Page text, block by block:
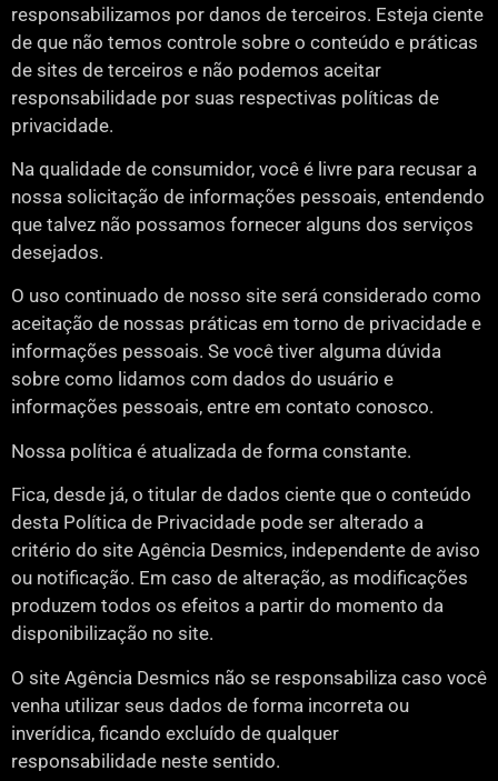
responsabilizamos por danos de terceiros. Esteja ciente
de que não temos controle sobre o conteúdo e práticas
de sites de terceiros e não podemos aceitar
responsabilidade por suas respectivas políticas de
privacidade.
Na qualidade de consumidor, você é livre para recusar a
nossa solicitação de informações pessoais, entendendo
que talvez não possamos fornecer alguns dos serviços
desejados.
O uso continuado de nosso site será considerado como
aceitação de nossas práticas em torno de privacidade e
informações pessoais. Se você tiver alguma dúvida
sobre como lidamos com dados do usuário e
informações pessoais, entre em contato conosco.
Nossa política é atualizada de forma constante.
Fica, desde já, o titular de dados ciente que o conteúdo
desta Política de Privacidade pode ser alterado a
critério do site Agência Desmics, independente de aviso
ou notificação. Em caso de alteração, as modificações
produzem todos os efeitos a partir do momento da
disponibilização no site.
O site Agência Desmics não se responsabiliza caso você
venha utilizar seus dados de forma incorreta ou
inverídica, ficando excluído de qualquer
responsabilidade neste sentido.